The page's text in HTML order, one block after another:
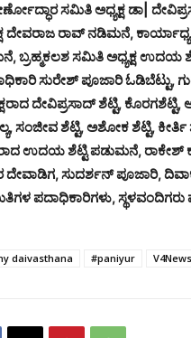
ಸಮಿತಿ ಅಧ್ಯಕ್ಷ ಡಾ|
ದೇವರಾಜ ರಾವ್ ನಡಿಮನೆ,
ಬ್ರಹ್ಮಕಲಶ ಸಮಿತಿ ಅಧ್ಯಕ್ಷ ಉದಯ
ಸುರೇಶ್ ಪೂಜಾರಿ ಓಡಿಬೆಟ್ಟು,
ದೇವಿಪ್ರಸಾದ್ ಶೆಟ್ಟಿ,
ಸಂಜೀವ ಶೆಟ್ಟಿ, ಅಶೋಕ ಶೆಟ್ಟಿ,
ಉದಯ ಶೆಟ್ಟಿ ಪಡುಮನೆ, ರಾಕೇಶ್
ದೇವಾಡಿಗ, ಸುದರ್ಶನ್ ಪೂಜಾರಿ,
ಸ್ಥಳವಂದಿಗರು
daivasthana #paniyur V4News